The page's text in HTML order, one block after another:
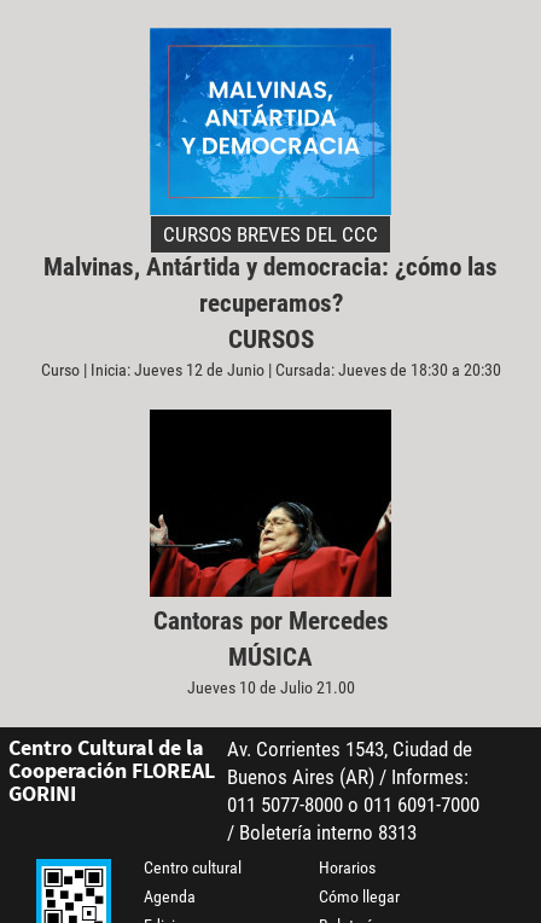
CURSOS BREVES DEL CCC
Malvinas, Antártida y democracia: ¿cómo las
recuperamos?
CURSOS
Curso | Inicia: Jueves 12 de Junio | Cursada: Jueves de 18:30 a 20:30
Cantoras por Mercedes
MÚSICA
Jueves 10 de Julio 21.00
Centro Cultural de la
Cooperación FLOREAL
GORINI
Av. Corrientes 1543, Ciudad de
Buenos Aires (AR) / Informes:
011 5077-8000 o 011 6091-7000
/ Boletería interno 8313
Centro cultural
Agenda
Horarios
Cómo llegar